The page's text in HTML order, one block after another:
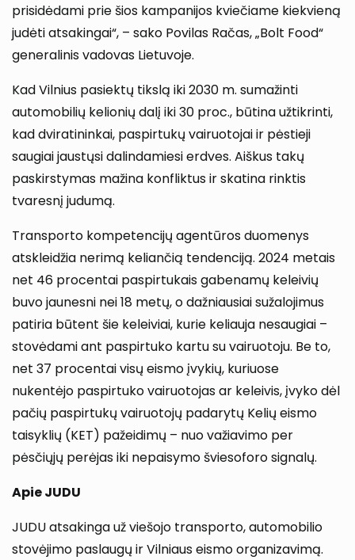
prisidėdami prie šios kampanijos kviečiame kiekvieną
judėti atsakingai“, – sako Povilas Račas, „Bolt Food“
generalinis vadovas Lietuvoje.
Kad Vilnius pasiektų tikslą iki 2030 m. sumažinti
automobilių kelionių dalį iki 30 proc., būtina užtikrinti,
kad dviratininkai, paspirtukų vairuotojai ir pėstieji
saugiai jaustųsi dalindamiesi erdves. Aiškus takų
paskirstymas mažina konfliktus ir skatina rinktis
tvaresnį judumą.
Transporto kompetencijų agentūros duomenys
atskleidžia nerimą keliančią tendenciją. 2024 metais
net 46 procentai paspirtukais gabenamų keleivių
buvo jaunesni nei 18 metų, o dažniausiai sužalojimus
patiria būtent šie keleiviai, kurie keliauja nesaugiai –
stovėdami ant paspirtuko kartu su vairuotoju. Be to,
net 37 procentai visų eismo įvykių, kuriuose
nukentėjo paspirtuko vairuotojas ar keleivis, įvyko dėl
pačių paspirtukų vairuotojų padarytų Kelių eismo
taisyklių (KET) pažeidimų – nuo važiavimo per
pėsčiųjų perėjas iki nepaisymo šviesoforo signalų.
Apie JUDU
JUDU atsakinga už viešojo transporto, automobilio
stovėjimo paslaugų ir Vilniaus eismo organizavimą.